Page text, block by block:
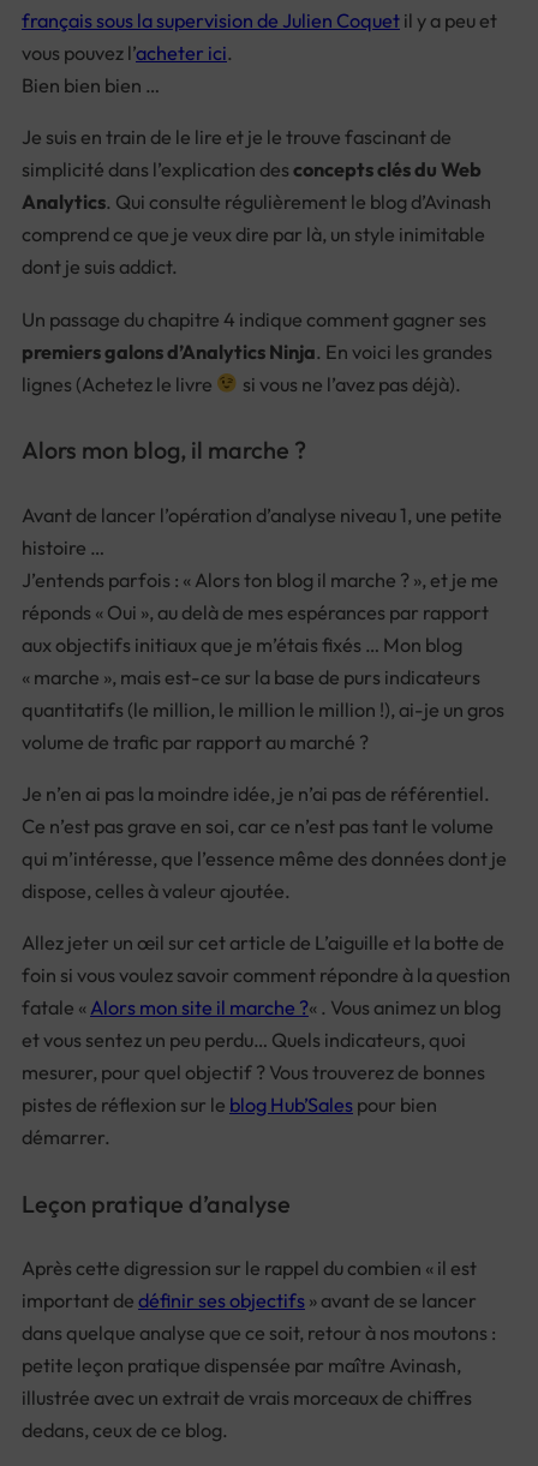
français sous la supervision de Julien Coquet il y a peu et
vous pouvez l’acheter ici.
Bien bien bien …
Je suis en train de le lire et je le trouve fascinant de
simplicité dans l’explication des concepts clés du Web
Analytics. Qui consulte régulièrement le blog d’Avinash
comprend ce que je veux dire par là, un style inimitable
dont je suis addict.
Un passage du chapitre 4 indique comment gagner ses
premiers galons d’Analytics Ninja. En voici les grandes
lignes (Achetez le livre
si vous ne l’avez pas déjà).
Alors mon blog, il marche ?
Avant de lancer l’opération d’analyse niveau 1, une petite
histoire …
J’entends parfois : « Alors ton blog il marche ? », et je me
réponds « Oui », au delà de mes espérances par rapport
aux objectifs initiaux que je m’étais fixés … Mon blog
« marche », mais est-ce sur la base de purs indicateurs
quantitatifs (le million, le million le million !), ai-je un gros
volume de trafic par rapport au marché ?
Je n’en ai pas la moindre idée, je n’ai pas de référentiel.
Ce n’est pas grave en soi, car ce n’est pas tant le volume
qui m’intéresse, que l’essence même des données dont je
dispose, celles à valeur ajoutée.
Allez jeter un œil sur cet article de L’aiguille et la botte de
foin si vous voulez savoir comment répondre à la question
fatale « Alors mon site il marche ?« . Vous animez un blog
et vous sentez un peu perdu… Quels indicateurs, quoi
mesurer, pour quel objectif ? Vous trouverez de bonnes
pistes de réflexion sur le blog Hub’Sales pour bien
démarrer.
Leçon pratique d’analyse
Après cette digression sur le rappel du combien « il est
important de définir ses objectifs » avant de se lancer
dans quelque analyse que ce soit, retour à nos moutons :
petite leçon pratique dispensée par maître Avinash,
illustrée avec un extrait de vrais morceaux de chiffres
dedans, ceux de ce blog.